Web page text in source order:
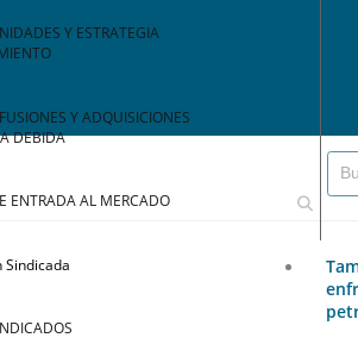
Y ESTRATEGIA
Y ADQUISICIONES
DEBIDA
ENTRADA AL MERCADO
Sindicada